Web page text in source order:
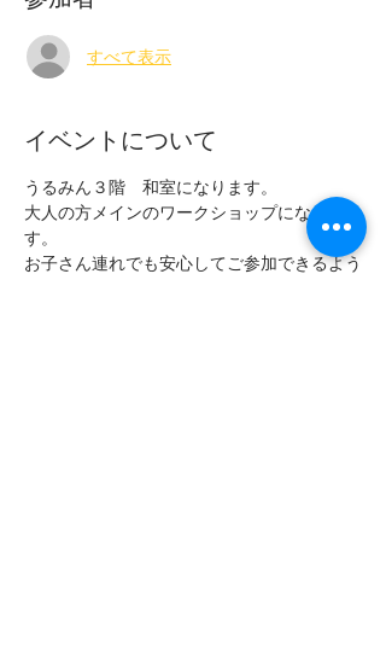
すべて表示
イベントについて
うるみん３階　和室になります。
大人の方メインのワークショップになりま
す。
お子さん連れでも安心してご参加できるよう